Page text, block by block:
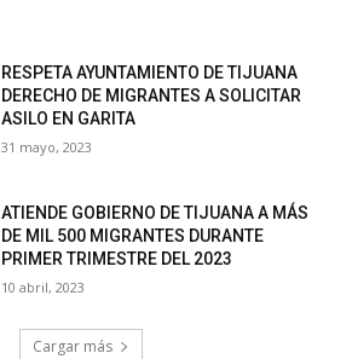
RESPETA AYUNTAMIENTO DE TIJUANA
DERECHO DE MIGRANTES A SOLICITAR
ASILO EN GARITA
31 mayo, 2023
ATIENDE GOBIERNO DE TIJUANA A MÁS
DE MIL 500 MIGRANTES DURANTE
PRIMER TRIMESTRE DEL 2023
10 abril, 2023
Cargar más